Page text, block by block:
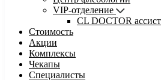
VIP-отделение
CL DOCTOR
Стоимость
Акции
Комплексы
Чекапы
Специалисты